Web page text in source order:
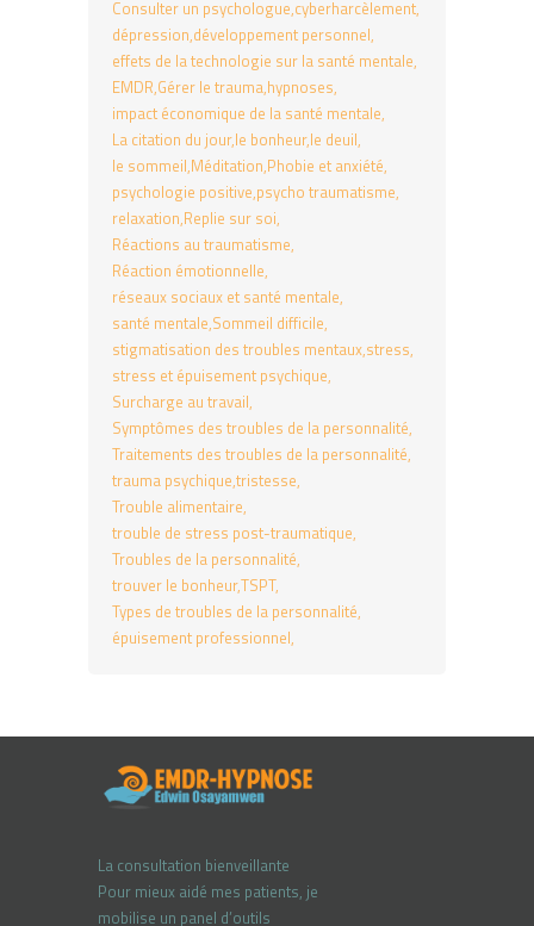
Consulter un psychologue cyberharcèlement
dépression développement personnel
effets de la technologie sur la santé mentale
EMDR Gérer le trauma hypnoses
impact économique de la santé mentale
La citation du jour le bonheur le deuil
le sommeil Méditation Phobie et anxiété
psychologie positive psycho traumatisme
relaxation Replie sur soi
Réactions au traumatisme
Réaction émotionnelle
réseaux sociaux et santé mentale
santé mentale Sommeil difficile
stigmatisation des troubles mentaux stress
stress et épuisement psychique
Surcharge au travail
Symptômes des troubles de la personnalité
Traitements des troubles de la personnalité
trauma psychique tristesse
Trouble alimentaire
trouble de stress post-traumatique
Troubles de la personnalité
trouver le bonheurTSPT
Types de troubles de la personnalité
épuisement professionnel
La consultation bienveillante
Pour mieux aidé mes patients, je
mobilise un panel d’outils